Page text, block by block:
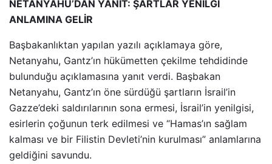
NETANYAHU’DAN YANIT: ŞARTLAR YENİLGİ
ANLAMINA GELİR
Başbakanlıktan yapılan yazılı açıklamaya göre,
Netanyahu, Gantz’ın hükümetten çekilme tehdidinde
bulunduğu açıklamasına yanıt verdi. Başbakan
Netanyahu, Gantz’ın öne sürdüğü şartların İsrail’in
Gazze’deki saldırılarının sona ermesi, İsrail’in yenilgisi,
esirlerin çoğunun terk edilmesi ve “Hamas’ın sağlam
kalması ve bir Filistin Devleti’nin kurulması” anlamlarına
geldiğini savundu.